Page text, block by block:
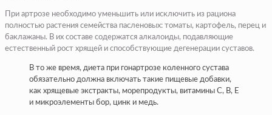
При артрозе необходимо уменьшить или исключить из рациона
полностью растения семейства пасленовых: томаты, картофель, перец и
баклажаны. В их составе содержатся алкалоиды, подавляющие
естественный рост хрящей и способствующие дегенерации суставов.
В то же время, диета при гонартрозе коленного сустава
обязательно должна включать такие пищевые добавки,
как хрящевые экстракты, морепродукты, витамины С, В, Е
и микроэлементы бор, цинк и медь.